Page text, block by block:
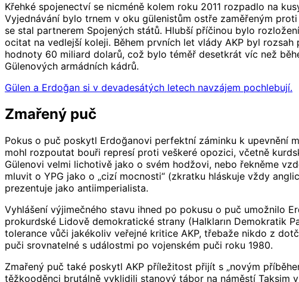
Křehké spojenectví se nicméně kolem roku 2011 rozpadlo na
Vyjednávání bylo trnem v oku gülenistům ostře zaměřeným
se stal partnerem Spojených států. Hlubší příčinou bylo
ocitat na vedlejší koleji. Během prvních let vlády AKP byl
hodnoty 60 miliard dolarů, což bylo téměř desetkrát víc než
Gülenových armádních kádrů.
Gülen a Erdoğan si v devadesátých letech navzájem pochlebují.
Zmařený puč
Pokus o puč poskytl Erdoğanovi perfektní záminku k upevnění
mohl rozpoutat bouři represí proti veškeré opozici, včetně
Gülenovi velmi lichotivě jako o svém hodžovi, nebo řekněme
mluvit o YPG jako o „cizí mocnosti“ (zkratku hláskuje vždy
prezentuje jako antiimperialista.
Vyhlášení výjimečného stavu ihned po pokusu o puč umožnilo
prokurdské Lidově demokratické strany (Halkların Demokratik
tolerance vůči jakékoliv veřejné kritice AKP, třebaže nikdo z
puči srovnatelné s událostmi po vojenském puči roku 1980.
Zmařený puč také poskytl AKP příležitost přijít s „novým
těžkooděnci brutálně vyklidili stanový tábor na náměstí